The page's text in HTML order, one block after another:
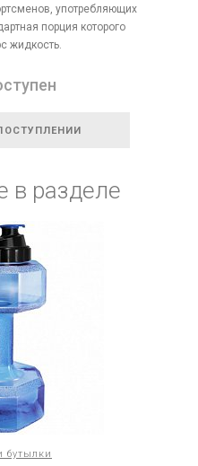
употребляющих
порция которого
жидкость.
в разделе
бутылки